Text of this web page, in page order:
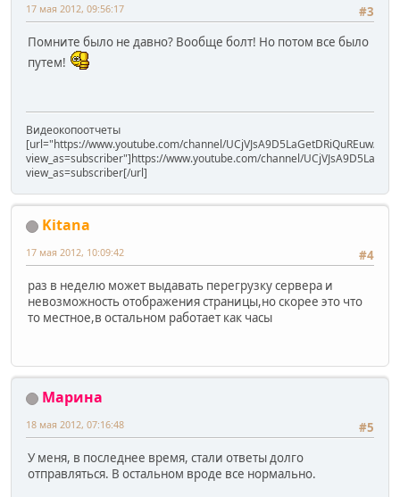
#3
17 мая 2012, 09:56:17
Помните было не давно? Вообще болт! Но потом все было
путем!
Видеокопоотчеты
[url="https://www.youtube.com/channel/UCjVJsA9D5LaGetDRiQuREuw/
view_as=subscriber"]https://www.youtube.com/channel/
view_as=subscriber[/url]
Kitana
#4
17 мая 2012, 10:09:42
раз в неделю может выдавать перегрузку сервера и
невозможность отображения страницы,но скорее это что
то местное,в остальном работает как часы
Марина
#5
18 мая 2012, 07:16:48
У меня, в последнее время, стали ответы долго
отправляться. В остальном вроде все нормально.